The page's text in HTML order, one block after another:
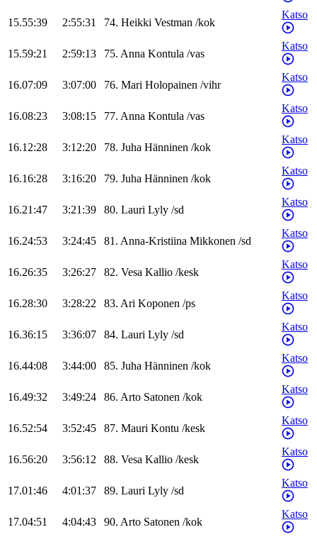
15.55:39 2:55:31 74. Heikki Vestman /kok
Katso
15.59:21 2:59:13 75. Anna Kontula /vas
Katso
16.07:09 3:07:00 76. Mari Holopainen /vihr
Katso
16.08:23 3:08:15 77. Anna Kontula /vas
Katso
16.12:28 3:12:20 78. Juha Hänninen /kok
Katso
16.16:28 3:16:20 79. Juha Hänninen /kok
Katso
16.21:47 3:21:39 80. Lauri Lyly /sd
Katso
16.24:53 3:24:45 81. Anna-Kristiina Mikkonen /sd
Katso
16.26:35 3:26:27 82. Vesa Kallio /kesk
Katso
16.28:30 3:28:22 83. Ari Koponen /ps
Katso
16.36:15 3:36:07 84. Lauri Lyly /sd
Katso
16.44:08 3:44:00 85. Juha Hänninen /kok
Katso
16.49:32 3:49:24 86. Arto Satonen /kok
Katso
16.52:54 3:52:45 87. Mauri Kontu /kesk
Katso
16.56:20 3:56:12 88. Vesa Kallio /kesk
Katso
17.01:46 4:01:37 89. Lauri Lyly /sd
Katso
17.04:51 4:04:43 90. Arto Satonen /kok
Katso